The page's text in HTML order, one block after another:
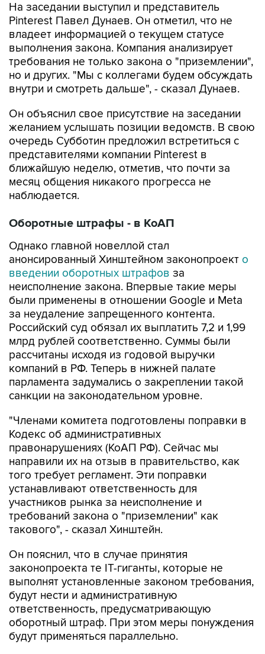
На заседании выступил и представитель
Pinterest Павел Дунаев. Он отметил, что не
владеет информацией о текущем статусе
выполнения закона. Компания анализирует
требования не только закона о "приземлении",
но и других. "Мы с коллегами будем обсуждать
внутри и смотреть дальше", - сказал Дунаев.
Он объяснил свое присутствие на заседании
желанием услышать позиции ведомств. В свою
очередь Субботин предложил встретиться с
представителями компании Pinterest в
ближайшую неделю, отметив, что почти за
месяц общения никакого прогресса не
наблюдается.
Оборотные штрафы - в КоАП
Однако главной новеллой стал
анонсированный Хинштейном законопроект о
введении оборотных штрафов за
неисполнение закона. Впервые такие меры
были применены в отношении Google и Meta
за неудаление запрещенного контента.
Российский суд обязал их выплатить 7,2 и 1,99
млрд рублей соответственно. Суммы были
рассчитаны исходя из годовой выручки
компаний в РФ. Теперь в нижней палате
парламента задумались о закреплении такой
санкции на законодательном уровне.
"Членами комитета подготовлены поправки в
Кодекс об административных
правонарушениях (КоАП РФ). Сейчас мы
направили их на отзыв в правительство, как
того требует регламент. Эти поправки
устанавливают ответственность для
участников рынка за неисполнение и
требований закона о "приземлении" как
такового", - сказал Хинштейн.
Он пояснил, что в случае принятия
законопроекта те IT-гиганты, которые не
выполнят установленные законом требования,
будут нести и административную
ответственность, предусматривающую
оборотный штраф. При этом меры понуждения
будут применяться параллельно.